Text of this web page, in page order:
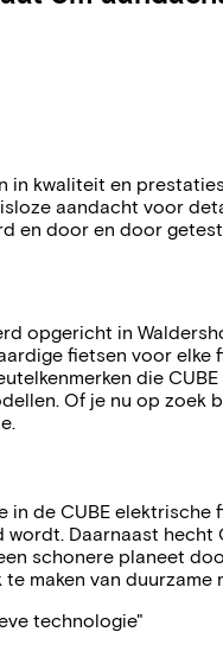
kwaliteit en
aandacht voor
en door en door getest.
opgericht in
fietsen voor
die
Of je nu op
de CUBE
Daarnaast
schonere planeet
maken van
technologie"